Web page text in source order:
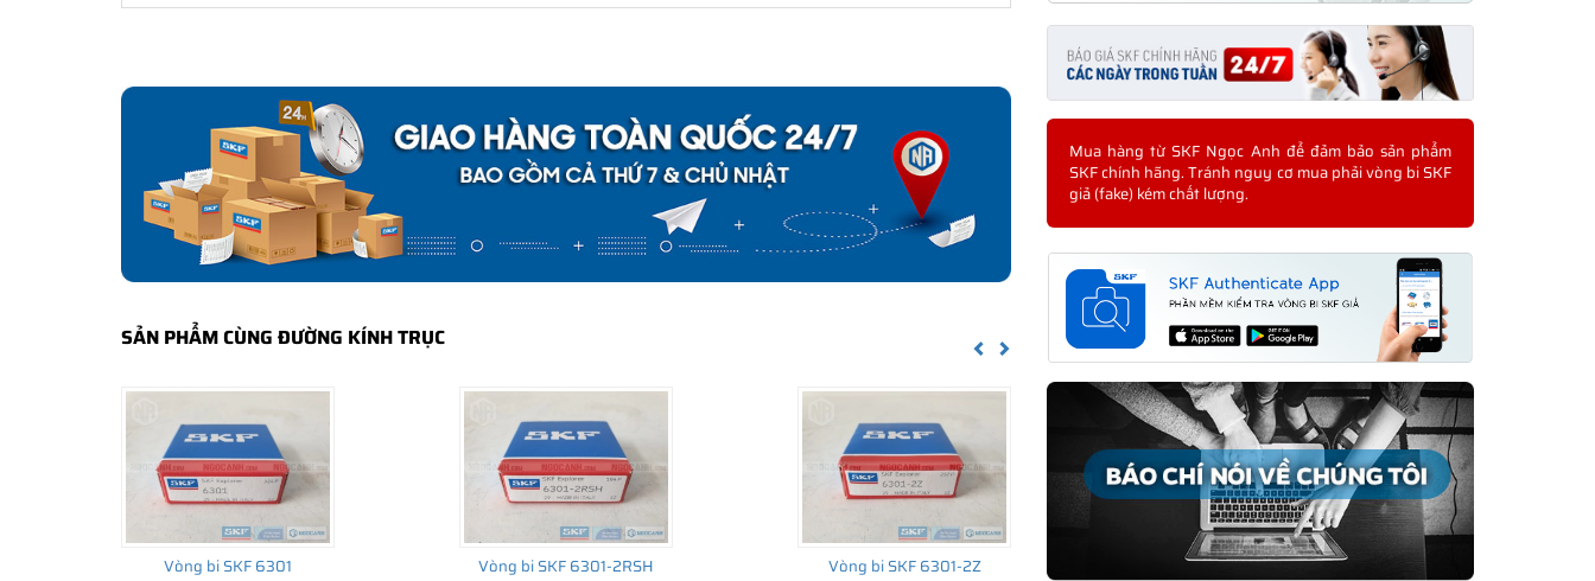
CHẾ ĐỘ BẢO HÀNH VÒNG BI SKF HK 1216.2RS CHÍNH HÃNG
Tất cả các sản phẩm SKF chính hãng doSKF Ngọc Anhphân phối đều được bảo hành chính hãng theo đúng tiêu chuẩn
bảo hành của nhà sản xuất.
CÁCH NHẬN BIẾT VÀ PHÂN BIỆT VÒNG BI SKF HK 1216.2RS CHÍNH HÃNG
Mua hàng tại các đại lý ủy quyền của SKF để yên tâm về nguồn gốc của sản phẩm. Ngoài ra bạn cũng có thể tự kiểm tra
✅ Những cách phân biệt vòng bi SKF giả bằng mắt thường
✅Cảnh báo của chuyên gia SKF về vòng bi SKF giả
SẢN PHẨM CÙNG ĐƯỜNG KÍNH TRỤC Previous
Vòng bi SKF 6301 Vòng bi SKF 6301-2RSH Vòng bi SKF 6301-2Z
Mua hàng từ SKF Ngọc Anh để đảm bảo sản phẩm
SKF chính hãng. Tránh nguy cơ mua phải vòng bi SKF
giả (fake) kém chất lượng.